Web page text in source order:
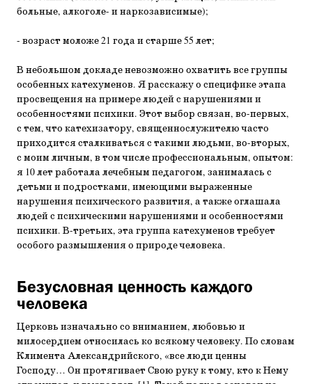
больные, алкоголе- и наркозависимые);
- возраст моложе 21 года и старше 55 лет;
В небольшом докладе невозможно охватить все группы
особенных катехуменов. Я расскажу о специфике этапа
просвещения на примере людей с нарушениями и
особенностями психики. Этот выбор связан, во-первых,
с тем, что катехизатору, священнослужителю часто
приходится сталкиваться с такими людьми, во-вторых,
с моим личным, в том числе профессиональным, опытом:
я 10 лет работала лечебным педагогом, занималась с
детьми и подростками, имеющими выраженные
нарушения психического развития, а также оглашала
людей с психическими нарушениями и особенностями
психики. В-третьих, эта группа катехуменов требует
особого размышления о природе человека.
Безусловная ценность каждого
человека
Церковь изначально со вниманием, любовью и
милосердием относилась ко всякому человеку. По словам
Климента Александрийского, «все люди ценны
Господу… Он протягивает Свою руку к тому, кто к Нему